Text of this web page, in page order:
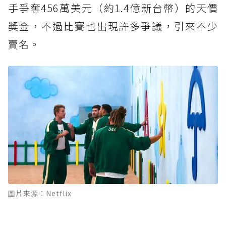
手爭奪456萬美元（約1.4億新台幣）的天價
獎金，不過比賽也出現許多爭議，引來不少
賣名。
圖片來源：Netflix